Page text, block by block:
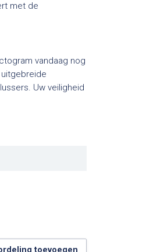
met de
vandaag nog
Uw veiligheid
toevoegen